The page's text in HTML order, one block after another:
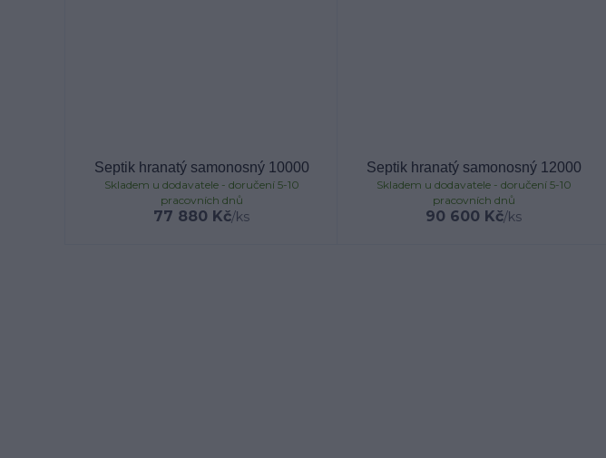
Septik hranatý samonosný 10000
77 880 Kč/ks
Skladem u dodavatele - doručení 5-10
pracovních dnů
Septik hranatý samonosný 12000
90 600 Kč/ks
Skladem u dodavatele - doručení 5-10
pracovních dnů